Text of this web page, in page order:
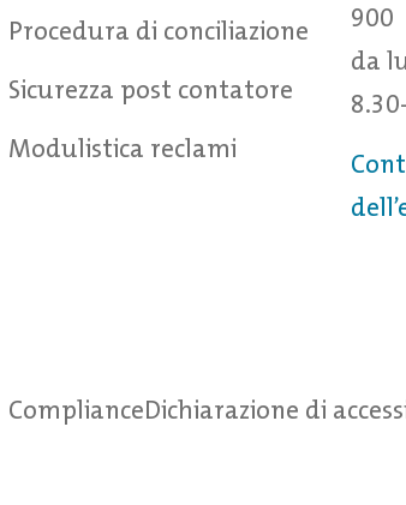
Procedura di conciliazione
Sicurezza post contatore
Modulistica reclami
900
da
ComplianceDichiarazione di